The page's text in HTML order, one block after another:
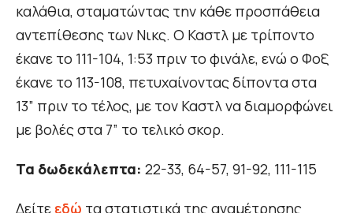
καλάθια, σταματώντας την κάθε προσπάθεια
αντεπίθεσης των Νικς. Ο Καστλ με τρίποντο
έκανε το 111-104, 1:53 πριν το φινάλε, ενώ ο Φοξ
έκανε το 113-108, πετυχαίνοντας δίποντα στα
13” πριν το τέλος, με τον Καστλ να διαμορφώνει
με βολές στα 7” το τελικό σκορ.
Τα δωδεκάλεπτα: 22-33, 64-57, 91-92, 111-115
Δείτε εδώ τα στατιστικά της αναμέτρησης